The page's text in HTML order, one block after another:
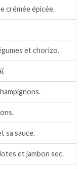
crémée épicée.
et chorizo.
sa sauce.
et jambon sec.